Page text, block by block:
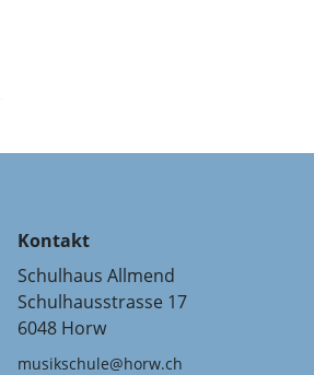
Kontakt
Schulhaus Allmend
Schulhausstrasse 17
6048 Horw
musikschule@horw.ch